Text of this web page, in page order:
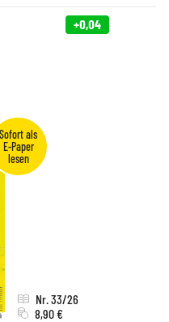
+0,04
Nr. 33/26
8,90 €